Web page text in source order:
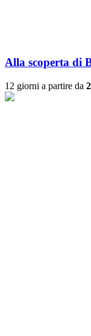
Alla scoperta di
12 giorni a partire da